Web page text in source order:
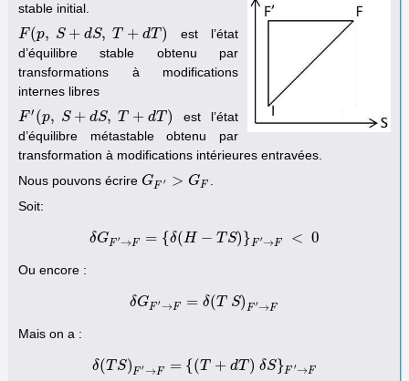
stable initial.
F(p, S + dS, T + dT )
F(p, S +d S, T+d T)
est l’état
d’équilibre stable obtenu par
transformations à modifications
internes libres
F ′ (p, S + dS, T + dT )
F′(p, S +d S, T+dT )
est l’état
d’équilibre métastable obtenu par
transformation à modifications intérieures entravées.
Nous pouvons écrire GF ′ > GF
GF′> GF
.
Soit:
δGF ′→F = {δ(H − T S) }F ′→F < 0
δGF ′→ F ={δ(H−TS)}F ′→F < 0
Ou encore :
δGF ′→F = δ(T S)F ′→F
δGF′→ F= δ(T S )F′ → F
Mais on a :
δ(TS)F ′→F = {(T + dT) δS}F ′→F
δ(TS F′→F = {(T+ dT) δS F′→F